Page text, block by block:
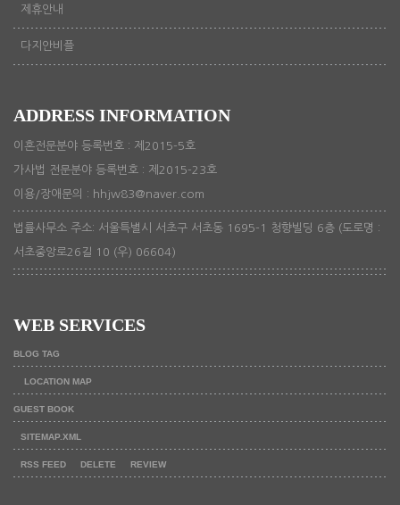
제휴안내
다지안비플
ADDRESS INFORMATION
이혼전문분야 등록번호 : 제2015-5호
가사법 전문분야 등록번호 : 제2015-23호
이용/장애문의 : hhjw83@naver.com
법률사무소 주소: 서울특별시 서초구 서초동 1695-1 청향빌딩 6층 (도로명 :
서초중앙로26길 10 (우) 06604)
WEB SERVICES
BLOG TAG
LOCATION MAP
GUEST BOOK
SITEMAP.XML
RSS FEED DELETE REVIEW